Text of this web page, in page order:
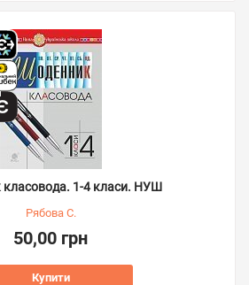
1-4 класи. НУШ
Рябова С.
50,00 грн
Купити